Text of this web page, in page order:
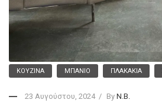
ΚΟΥΖΊΝΑ ΜΠΆΝΙΟ ΠΛΑΚΆΚΙΑ
23 Αυγούστου, 2024 By N.B.